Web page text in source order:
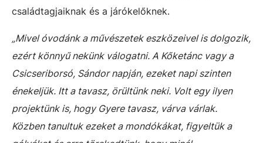
családtagjaiknak és a járókelőknek.
„Mivel óvodánk a művészetek eszközeivel is dolgozik,
ezért könnyű nekünk válogatni. A Kőketánc vagy a
Csicseriborsó, Sándor napján, ezeket napi szinten
énekeljük. Itt a tavasz, örültünk neki. Volt egy ilyen
projektünk is, hogy Gyere tavasz, várva várlak.
Közben tanultuk ezeket a mondókákat, figyeltük a